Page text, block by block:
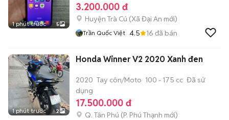
1 phút trước 5
3.200.000 đ
Huyện Trà Cú (Xã Đại An mới)
Trần Quốc Việt 4.5 16 đã bán
1 phút trước 2
Honda Winner V2 2020 Xanh đen
2020 Tay côn/Moto 100 - 175 cc Đã sử
dụng
17.500.000 đ
Q. Tân Phú (P. Phú Thạnh mới)